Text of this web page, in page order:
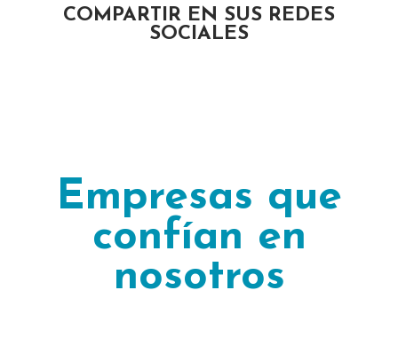
COMPARTIR EN SUS REDES
SOCIALES
Empresas que
confían en
nosotros